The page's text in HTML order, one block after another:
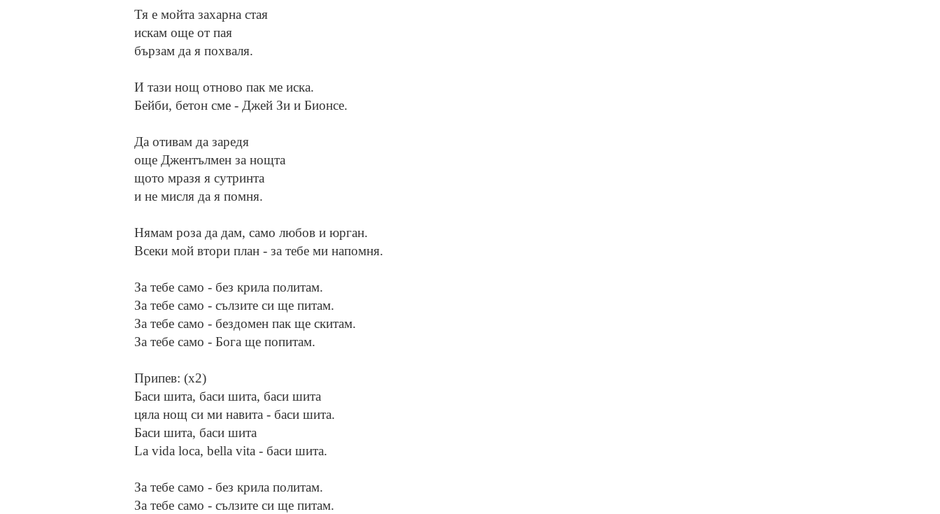
Тя е мойта захарна стая
искам още от пая
бързам да я похваля.
И тази нощ отново пак ме иска.
Бейби, бетон сме - Джей Зи и Бионсе.
Да отивам да заредя
още Джентълмен за нощта
щото мразя я сутринта
и не мисля да я помня.
Нямам роза да дам, само любов и юрган.
Всеки мой втори план - за тебе ми напомня.
За тебе само - без крила политам.
За тебе само - сълзите си ще питам.
За тебе само - бездомен пак ще скитам.
За тебе само - Бога ще попитам.
Припев: (x2)
Баси шита, баси шита, баси шита
цяла нощ си ми навита - баси шита.
Баси шита, баси шита
La vida loca, bella vita - баси шита.
За тебе само - без крила политам.
За тебе само - сълзите си ще питам.